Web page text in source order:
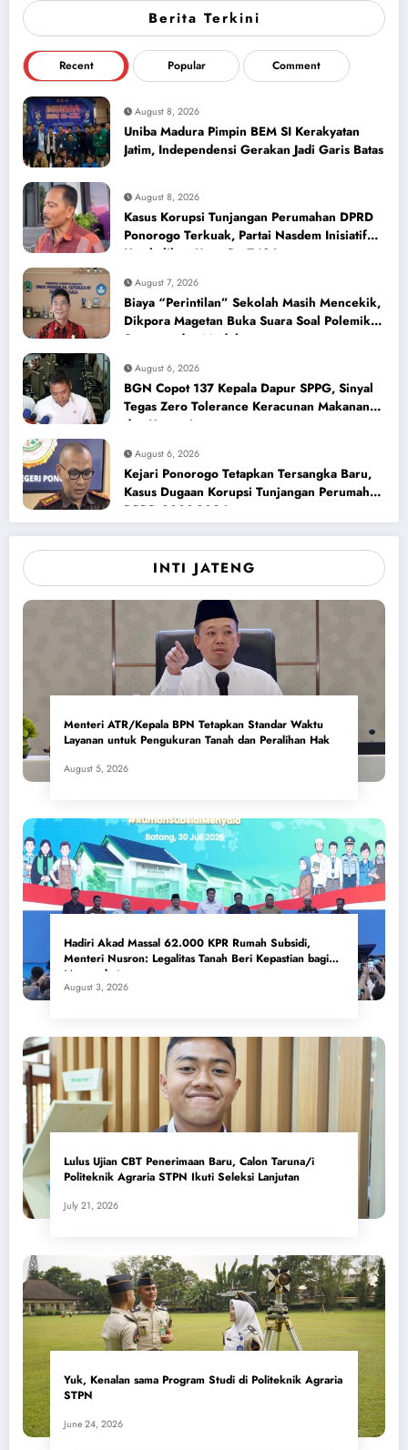
Berita Terkini
Recent Popular Comment
August 8, 2026
Uniba Madura Pimpin BEM SI Kerakyatan
Jatim, Independensi Gerakan Jadi Garis Batas
August 8, 2026
Kasus Korupsi Tunjangan Perumahan DPRD
Ponorogo Terkuak, Partai Nasdem Inisiatif
Kembalikan Uang Rp 748 Juta
August 7, 2026
Biaya “Perintilan” Sekolah Masih Mencekik,
Dikpora Magetan Buka Suara Soal Polemik
Seragam dan Modul
August 6, 2026
BGN Copot 137 Kepala Dapur SPPG, Sinyal
Tegas Zero Tolerance Keracunan Makanan
dan Korupsi
August 6, 2026
Kejari Ponorogo Tetapkan Tersangka Baru,
Kasus Dugaan Korupsi Tunjangan Perumahan
DPRD 2023-2026
INTI JATENG
Menteri ATR/Kepala BPN Tetapkan Standar Waktu
Layanan untuk Pengukuran Tanah dan Peralihan Hak
August 5, 2026
Hadiri Akad Massal 62.000 KPR Rumah Subsidi,
Menteri Nusron: Legalitas Tanah Beri Kepastian bagi
Masyarakat
August 3, 2026
Lulus Ujian CBT Penerimaan Baru, Calon Taruna/i
Politeknik Agraria STPN Ikuti Seleksi Lanjutan
July 21, 2026
Yuk, Kenalan sama Program Studi di Politeknik Agraria
STPN
June 24, 2026